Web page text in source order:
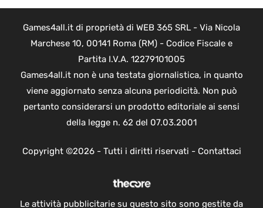
Games4all.it di proprietà di WEB 365 SRL - Via Nicola
Marchese 10, 00141 Roma (RM) - Codice Fiscale e
Partita I.V.A. 12279101005
Games4all.it non è una testata giornalistica, in quanto
viene aggiornato senza alcuna periodicità. Non può
pertanto considerarsi un prodotto editoriale ai sensi
della legge n. 62 del 07.03.2001
Copyright ©2026 - Tutti i diritti riservati - Contattaci
Le attività pubblicitarie su questo sito sono gestite da